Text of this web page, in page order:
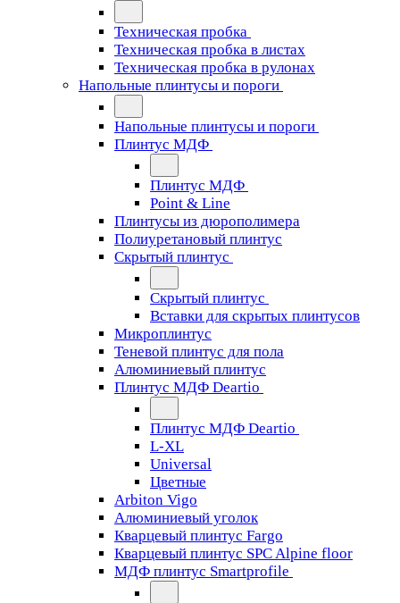
Техническая пробка
Техническая пробка в листах
Техническая пробка в рулонах
Напольные плинтусы и пороги
Напольные плинтусы и пороги
Плинтус МДФ
Плинтус МДФ
Point & Line
Плинтусы из дюрополимера
Полиуретановый плинтус
Скрытый плинтус
Скрытый плинтус
Вставки для скрытых плинтусов
Микроплинтус
Теневой плинтус для пола
Алюминиевый плинтус
Плинтус МДФ Deartio
Плинтус МДФ Deartio
L-XL
Universal
Цветные
Arbiton Vigo
Алюминиевый уголок
Кварцевый плинтус Fargo
Кварцевый плинтус SPC Alpine floor
МДФ плинтус Smartprofile